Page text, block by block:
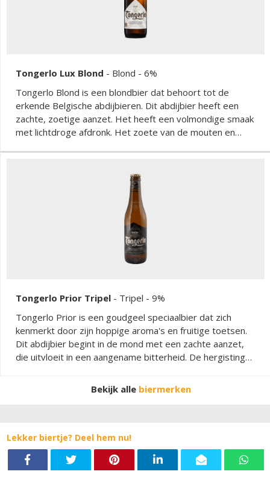
Tongerlo Lux Blond - Blond - 6%
Tongerlo Blond is een blondbier dat behoort tot de
erkende Belgische abdijbieren. Dit abdijbier heeft een
zachte, zoetige aanzet. Het heeft een volmondige smaak
met lichtdroge afdronk. Het zoete van de mouten en
Tongerlo Prior Tripel - Tripel - 9%
Tongerlo Prior is een goudgeel speciaalbier dat zich
kenmerkt door zijn hoppige aroma's en fruitige toetsen.
Dit abdijbier begint in de mond met een zachte aanzet,
die uitvloeit in een aangename bitterheid. De hergisting
langere bewaartijd! Het speciaalbier met 9% alcohol is
het beste te drinken op een temperatuur van 7°C.
Bekijk alle biermerken
Lekker biertje? Deel hem nu!